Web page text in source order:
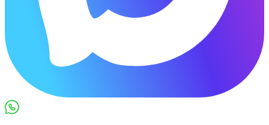
MaxWhatsApp